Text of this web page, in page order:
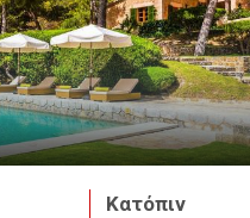
Κατόπιν